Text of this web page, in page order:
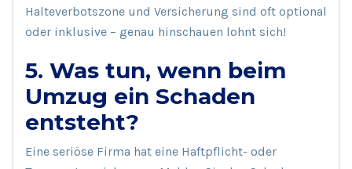
Halteverbotszone und Versicherung sind oft optional
oder inklusive – genau hinschauen lohnt sich!
5. Was tun, wenn beim
Umzug ein Schaden
entsteht?
Eine seriöse Firma hat eine Haftpflicht- oder